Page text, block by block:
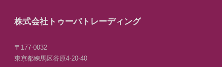
株式会社トゥーバトレーディング
〒177-0032
東京都練馬区谷原4-20-40